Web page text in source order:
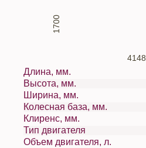
4148
1700
Длина, мм.
Высота, мм.
Ширина, мм.
Колесная база, мм.
Клиренс, мм.
Тип двигателя
Объем двигателя, л.